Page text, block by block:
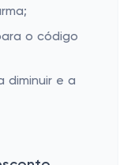
o código
diminuir e a